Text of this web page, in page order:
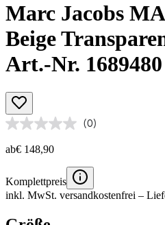
Marc Jacobs
Beige
Art.-Nr. 1689480
(0)
ab€ 148,90
Komplettpreis
inkl. MwSt. versandkostenfrei –